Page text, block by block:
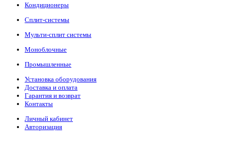
Кондиционеры
Сплит-системы
Мульти-сплит системы
Моноблочные
Промышленные
Установка оборудования
Доставка и оплата
Гарантия и возврат
Контакты
Личный кабинет
Авторизация